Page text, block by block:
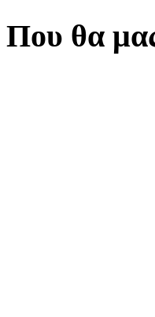
Που θα